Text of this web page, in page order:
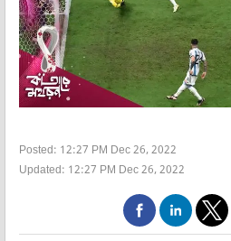
Posted: 12:27 PM Dec 26, 2022
Updated: 12:27 PM Dec 26, 2022